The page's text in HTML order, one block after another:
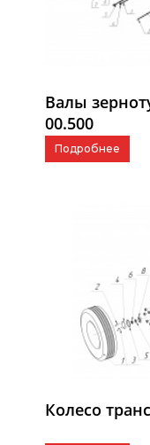
Валы
00.500
Подробнее
Колесо